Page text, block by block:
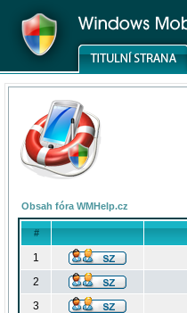
Obsah fóra WMHelp.cz
#
1
2
3